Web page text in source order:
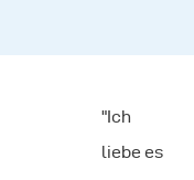
"Ich
liebe es